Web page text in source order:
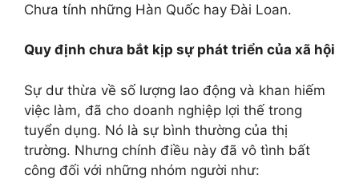
Chưa tính những Hàn Quốc hay Đài Loan.
Quy định chưa bắt kịp sự phát triển của xã hội
Sự dư thừa về số lượng lao động và khan hiếm
việc làm, đã cho doanh nghiệp lợi thế trong
tuyển dụng. Nó là sự bình thường của thị
trường. Nhưng chính điều này đã vô tình bất
công đối với những nhóm người như: